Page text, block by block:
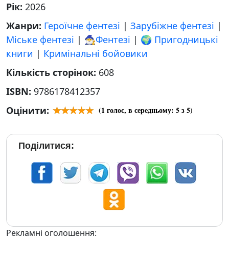
Рік: 2026
Жанри: Героїчне фентезі | Зарубіжне фентезі |
Міське фентезі | 🧙‍♂️Фентезі | 🌍 Пригодницькі
книги | Кримінальні бойовики
Кількість сторінок: 608
ISBN: 9786178412357
Оцінити:
(1 голос, в середньому: 5з 5)
Поділитися:
Рекламні оголошення: